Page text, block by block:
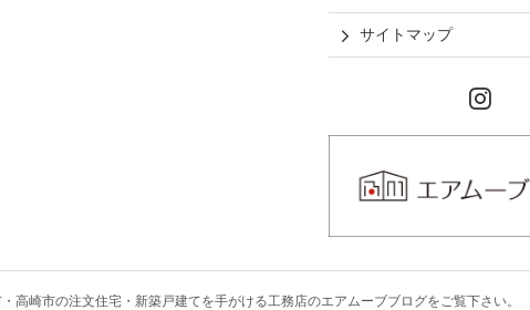
サイトマップ
高崎市の注文住宅・新築戸建てを手がける工務店のエアムーブブログをご覧下さい。